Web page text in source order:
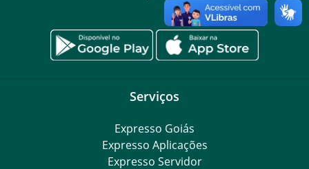
Serviços
Expresso Goiás
Expresso Aplicações
Expresso Servidor